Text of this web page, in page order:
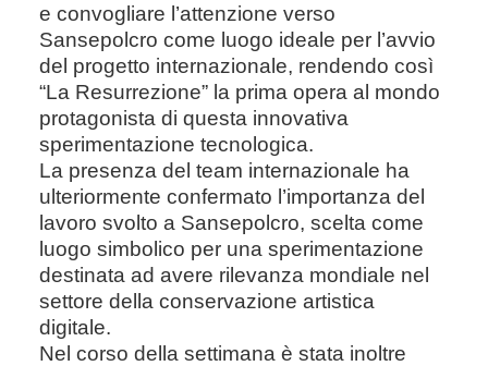
e convogliare l’attenzione verso
Sansepolcro come luogo ideale per l’avvio
del progetto internazionale, rendendo così
“La Resurrezione” la prima opera al mondo
protagonista di questa innovativa
sperimentazione tecnologica.
La presenza del team internazionale ha
ulteriormente confermato l’importanza del
lavoro svolto a Sansepolcro, scelta come
luogo simbolico per una sperimentazione
destinata ad avere rilevanza mondiale nel
settore della conservazione artistica
digitale.
Nel corso della settimana è stata inoltre